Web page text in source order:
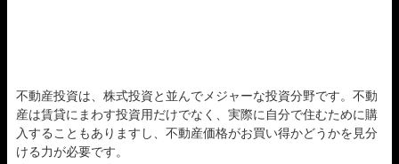
不動産投資は、株式投資と並んでメジャーな投資分野です。不動
産は賃貸にまわす投資用だけでなく、実際に自分で住むために購
入することもありますし、不動産価格がお買い得かどうかを見分
ける力が必要です。